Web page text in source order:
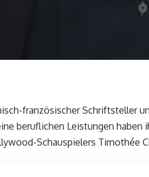
französischer Schriftsteller
beruflichen Leistungen haben
Schauspielers Timothée